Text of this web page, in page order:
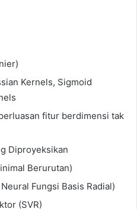
Kernels, Sigmoid
fitur berdimensi tak
Diproyeksikan
Berurutan)
Fungsi Basis Radial)
(SVR)